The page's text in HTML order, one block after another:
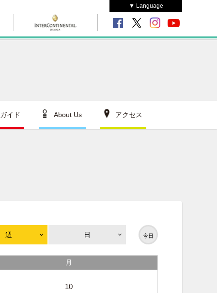
▼ Language
イド About Us アクセス
週 日 今日
月
10